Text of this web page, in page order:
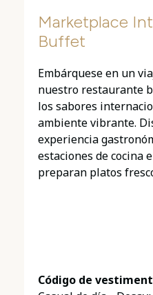
Marketplace
Buffet
Embárquese en un
nuestro restaurante
los sabores
ambiente vibrante.
experiencia
estaciones de cocina
preparan platos
Código de